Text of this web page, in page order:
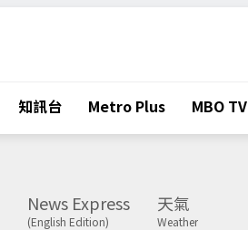
知訊台 Metro Plus MBO TV
News Express
(English Edition)
天氣
Weather